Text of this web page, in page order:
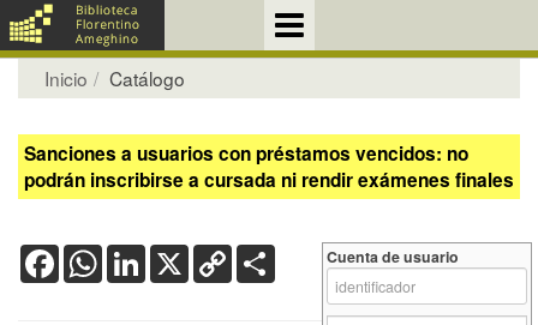
Inicio Catálogo
Sanciones a usuarios con préstamos vencidos: no
podrán inscribirse a cursada ni rendir exámenes finales
FacebookWhatsApp
LinkedIn
X Copy
Link
Cuenta de usuario